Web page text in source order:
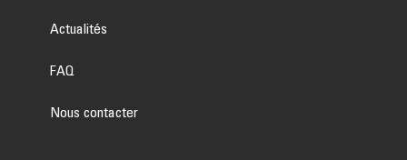
Actualités
FAQ
Nous contacter